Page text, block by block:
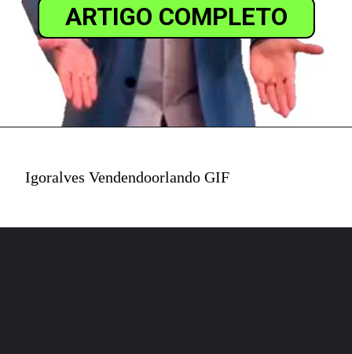
ARTIGO COMPLETO
Igoralves Vendendoorlando GIF